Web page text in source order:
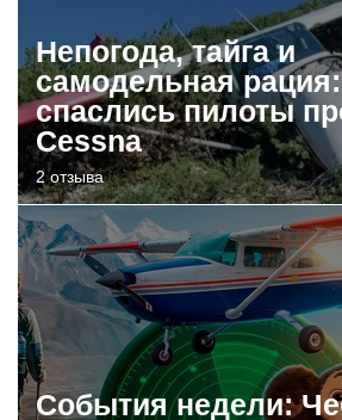
Непогода, тайга и
самодельная
спаслись пилоты
Cessna
2 отзыва
События недели: